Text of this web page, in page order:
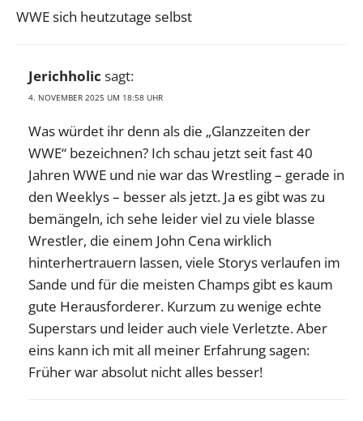
WWE sich heutzutage selbst
Jerichholic sagt:
4. NOVEMBER 2025 UM 18:58 UHR
Was würdet ihr denn als die „Glanzzeiten der
WWE“ bezeichnen? Ich schau jetzt seit fast 40
Jahren WWE und nie war das Wrestling – gerade in
den Weeklys – besser als jetzt. Ja es gibt was zu
bemängeln, ich sehe leider viel zu viele blasse
Wrestler, die einem John Cena wirklich
hinterhertrauern lassen, viele Storys verlaufen im
Sande und für die meisten Champs gibt es kaum
gute Herausforderer. Kurzum zu wenige echte
Superstars und leider auch viele Verletzte. Aber
eins kann ich mit all meiner Erfahrung sagen:
Früher war absolut nicht alles besser!